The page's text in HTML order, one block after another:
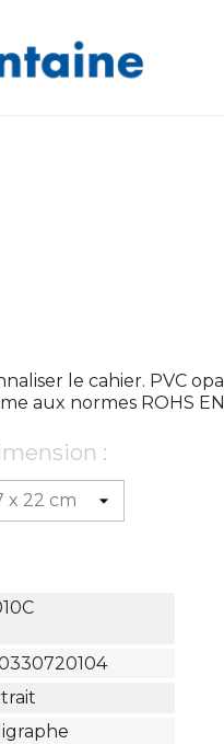
le cahier. PVC
aux normes ROHS
: